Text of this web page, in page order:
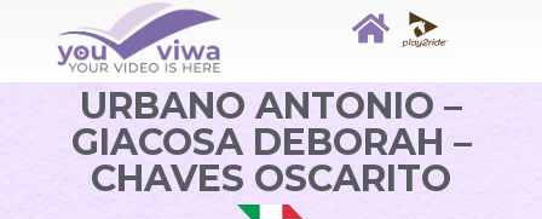
URBANO ANTONIO –
GIACOSA DEBORAH –
CHAVES OSCARITO